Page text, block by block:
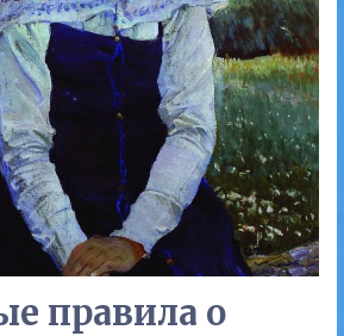
правила о